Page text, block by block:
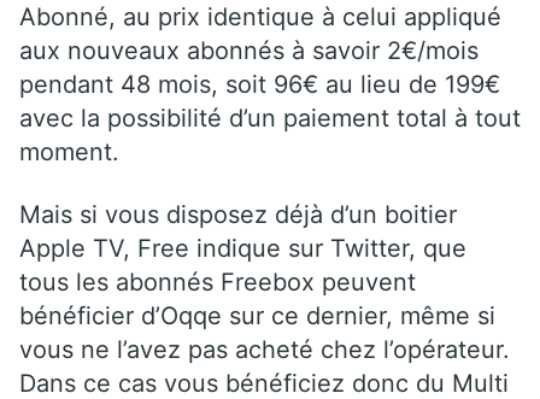
Abonné, au prix identique à celui appliqué
aux nouveaux abonnés à savoir 2€/mois
pendant 48 mois, soit 96€ au lieu de 199€
avec la possibilité d’un paiement total à tout
moment.
Mais si vous disposez déjà d’un boitier
Apple TV, Free indique sur Twitter, que
tous les abonnés Freebox peuvent
bénéficier d’Oqqe sur ce dernier, même si
vous ne l’avez pas acheté chez l’opérateur.
Dans ce cas vous bénéficiez donc du Multi